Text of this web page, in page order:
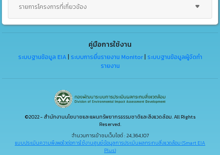
รายการโครงการที่เกี่ยวข้อง
คู่มือการใช้งาน
ระบบฐานข้อมูล EIA| ระบบการยื่นรายงาน Monitor| ระบบฐานข้อมูลผู้จัดทำ
รายงาน
©2022 - สำนักงานนโยบายและแผนทรัพยากรธรรมชาติและสิ่งแวดล้อม. All Rights
Reserved.
จำนวนการเข้าชมเว็บไซต์ : 24,364,107
แบบประเมินความพึงพอใจต่อการใช้งานศูนย์ข้อมูลการประเมินผลกระทบสิ่งแวดล้อม (Smart EIA
Plus)